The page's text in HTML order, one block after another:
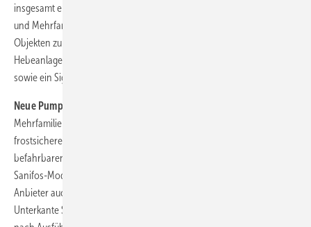
insgesamt elf verschiedene Modelle für die Entwässerung von Ein-
und Mehrfamilienhäusern sowie von öffentlich-gewerblichen
Objekten zur Verfügung. Je nach Ausführung kann an die
Hebeanlagen der Serien Sanicom und Sanicubic ein externes Steuer-
sowie ein Signalterminal angeschlossen werden.
Neue Pumpstationen:
Mehrfamilienhäusern hat SFA Sanibroy das Sortiment um vier
frostsichere Sanifos-Fertigpumpstationen erweitert, die auch im
befahrbaren Bereich installiert werden dürfen. Die vier neuen
Sanifos-Modelle als Einzel- oder Doppelpumpenanlagen können laut
Anbieter auch noch bis zu einem Grundwasserstand von 1,20 m ab
Unterkante Schacht installiert werden. Die Förderhöhe beträgt je